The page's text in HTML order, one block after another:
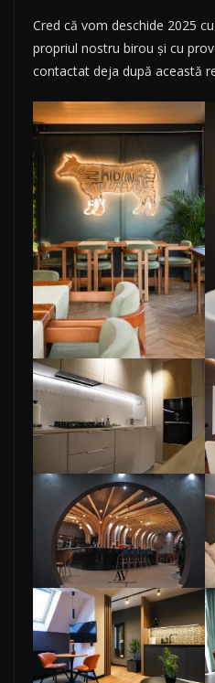
Cred că vom deschide 2025
propriul nostru birou și cu
contactat deja după această